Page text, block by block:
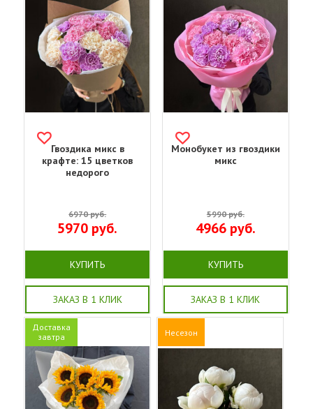
Гвоздика микс в
крафте: 15 цветков
недорого
6970руб.
5970 руб.
КУПИТЬ
ЗАКАЗ В 1 КЛИК
Монобукет из гвоздики
микс
5990руб.
4966руб.
КУПИТЬ
ЗАКАЗ В 1 КЛИК
Доставка
завтра
Несезон